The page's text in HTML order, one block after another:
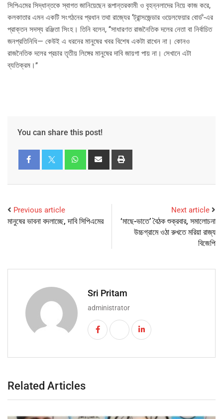
সিপিএমের সিদ্ধান্তকে স্বাগত জানিয়েছেন রূপান্তরকামী ও বৃহন্নলাদের নিয়ে কাজ করে,
কলকাতার এমন একটি সংগঠনের প্রধান তথা রাজ্যের ‘ট্রান্সজেন্ডার ওয়েলফেয়ার বোর্ড’-এর
প্রাক্তন সদস্য রঞ্জিতা সিংহ। তিনি বলেন, ‘‘সাধারণত রাজনৈতিক দলের নেতা বা নির্বাচিত
জনপ্রতিনিধি— কেউই এ ধরনের মানুষের খবর বিশেষ একটা রাখেন না। কোনও
রাজনৈতিক দলের প্রচার তৃতীয় লিঙ্গের মানুষের দাবি জায়গা পায় না। সেখানে এটা
ব্যতিক্রম।’’
You can share this post!
Previous article
মানুষের ভাবনা বদলাচ্ছে, দাবি সিপিএমের
Next article
‘মাছে-ভাতে’ বৈঠক শুক্রবার, সমালোচনা
উচ্চগ্রামে ওঠা রুখতে মরিয়া রাজ্য
বিজেপি
Sri Pritam
administrator
Related Articles